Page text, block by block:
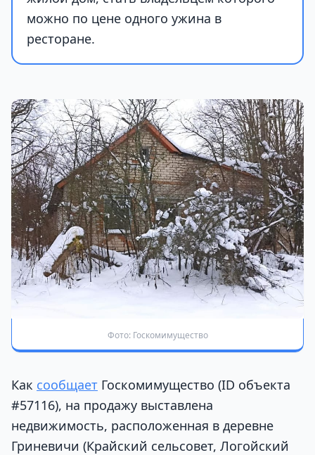
можно по цене одного ужина в
ресторане.
Фото: Госкомимущество
Как сообщает Госкомимущество (ID объекта
#57116), на продажу выставлена
недвижимость, расположенная в деревне
Гриневичи (Крайский сельсовет, Логойский